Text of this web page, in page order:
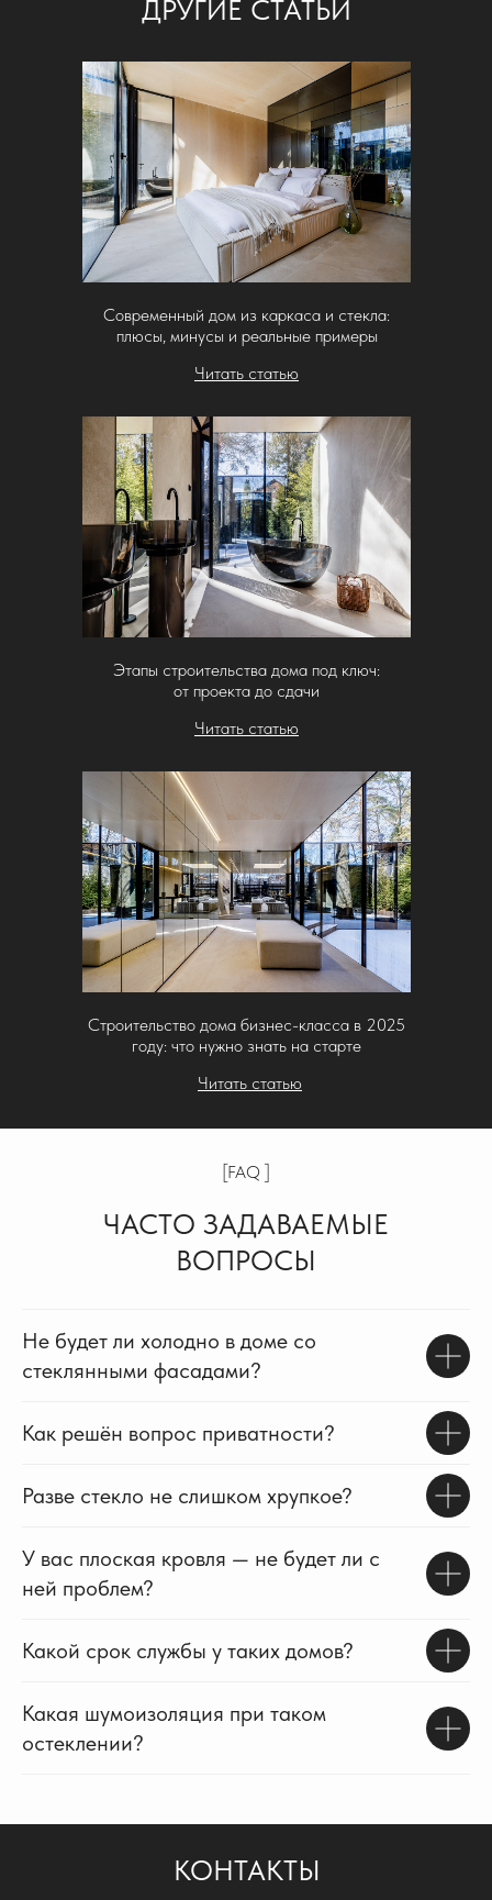
Читать статью
Современный дом из каркаса и стекла:
плюсы, минусы и реальные примеры
Этапы строительства дома под ключ:
от проекта до сдачи
Читать статью
Строительство дома бизнес-класса в 2025
году: что нужно знать на старте
Читать статью
ДРУГИЕ СТАТЬИ
[FAQ ]
ЧАСТО ЗАДАВАЕМЫЕ
ВОПРОСЫ
Не будет ли холодно в доме со
стеклянными фасадами?
Как решён вопрос приватности?
Разве стекло не слишком хрупкое?
У вас плоская кровля — не будет ли с
ней проблем?
Какой срок службы у таких домов?
Какая шумоизоляция при таком
остеклении?
КОНТАКТЫ